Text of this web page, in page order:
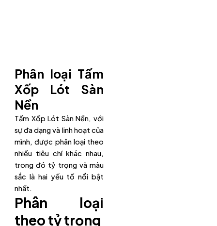
Phân loại Tấm
Xốp Lót Sàn
Nền
Tấm Xốp Lót Sàn Nền, với
sự đa dạng và linh hoạt của
mình, được phân loại theo
nhiều tiêu chí khác nhau,
trong đó tỷ trọng và màu
sắc là hai yếu tố nổi bật
nhất.
Phân loại
theo tỷ trọng